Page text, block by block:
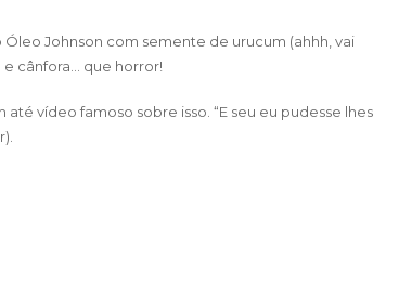
Johnson com semente de urucum (ahhh, vai
cânfora… que horror!
vídeo famoso sobre isso. “E seu eu pudesse lhes